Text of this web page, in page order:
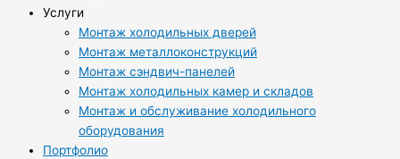
Услуги
Монтаж холодильных дверей
Монтаж металлоконструкций
Монтаж сэндвич-панелей
Монтаж холодильных камер и складов
Монтаж и обслуживание холодильного
оборудования
Портфолио